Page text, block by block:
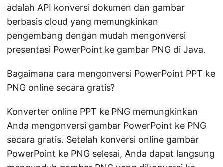
adalah API konversi dokumen dan gambar
berbasis cloud yang memungkinkan
pengembang dengan mudah mengonversi
presentasi PowerPoint ke gambar PNG di Java.
Bagaimana cara mengonversi PowerPoint PPT ke
PNG online secara gratis?
Konverter online PPT ke PNG memungkinkan
Anda mengonversi gambar PowerPoint ke PNG
secara gratis. Setelah konversi online gambar
PowerPoint ke PNG selesai, Anda dapat langsung